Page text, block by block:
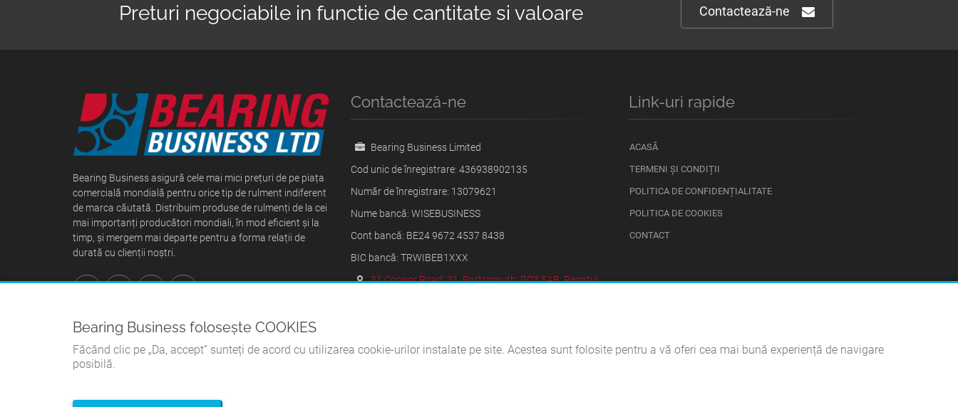
Preturi negociabile in functie de cantitate si valoare Contactează-ne
Bearing Business asigură cele mai mici prețuri de pe piața
comercială mondială pentru orice tip de rulment indiferent
de marca căutată. Distribuim produse de rulmenți de la cei
mai importanți producători mondiali, în mod eficient și la
timp, și mergem mai departe pentru a forma relații de
durată cu clienții noștri.
Contactează-ne
Bearing Business Limited
Cod unic de înregistrare: 436938902135
Număr de înregistrare: 13079621
Nume bancă: WISEBUSINESS
Cont bancă: BE24 9672 4537 8438
BIC bancă: TRWIBEB1XXX
31 Copnor Road, 31, Portsmouth, PO3 5AB, Regatul
Link-uri rapide
ACASĂ
TERMENI ȘI CONDIȚII
POLITICA DE CONFIDENȚIALITATE
POLITICA DE COOKIES
CONTACT
Bearing Business folosește COOKIES
Făcând clic pe „Da, accept” sunteți de acord cu utilizarea cookie-urilor instalate pe site. Acestea sunt folosite pentru a vă oferi cea mai bună experiență de navigare
posibilă.